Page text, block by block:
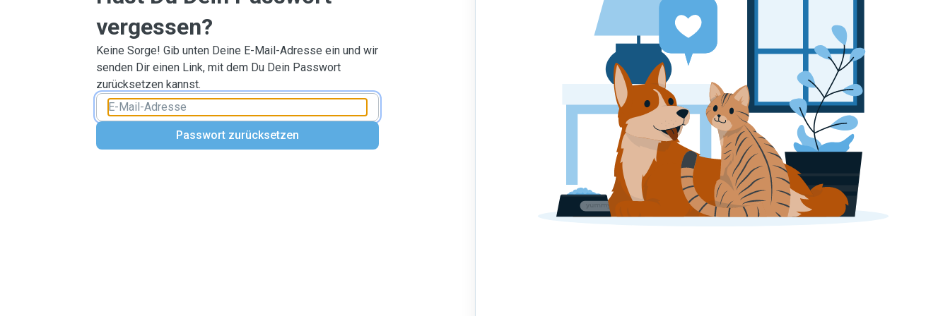
vergessen?
Keine Sorge! Gib unten Deine E-Mail-Adresse ein und wir
senden Dir einen Link, mit dem Du Dein Passwort
zurücksetzen kannst.
Passwort zurücksetzen